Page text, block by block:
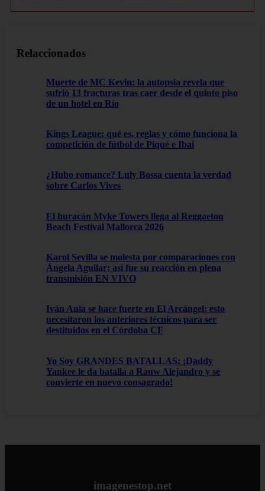
Relaccionados
Muerte de MC Kevin: la autopsia revela que
sufrió 13 fracturas tras caer desde el quinto piso
de un hotel en Río
Kings League: qué es, reglas y cómo funciona la
competición de fútbol de Piqué e Ibai
¿Hubo romance? Luly Bossa cuenta la verdad
sobre Carlos Vives
El huracán Myke Towers llega al Reggaeton
Beach Festival Mallorca 2026
Karol Sevilla se molesta por comparaciones con
Ángela Aguilar; así fue su reacción en plena
transmisión EN VIVO
Iván Ania se hace fuerte en El Arcángel: esto
necesitaron los anteriores técnicos para ser
destituidos en el Córdoba CF
Yo Soy GRANDES BATALLAS: ¡Daddy
Yankee le da batalla a Rauw Alejandro y se
convierte en nuevo consagrado!
imagenestop.net